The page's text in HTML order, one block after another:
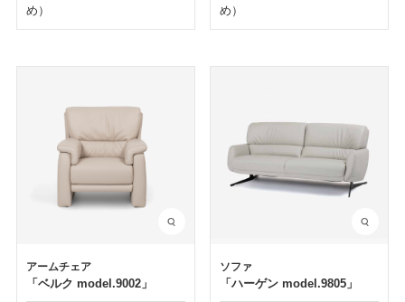
め）
め）
アームチェア
「ベルク model.9002」
ソファ
「ハーゲン model.9805」